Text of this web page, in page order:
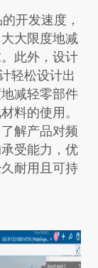
开发速度，
大限度地减
此外，设计
轻松设计出
减轻零部件
料的使用。
解产品对频
受能力，优
耐用且可持